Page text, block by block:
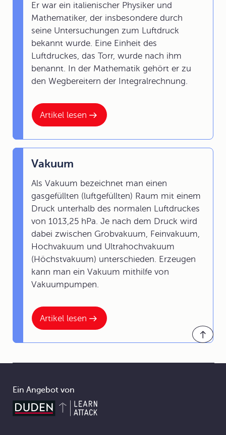
Artikel lesen
Er war ein italienischer Physiker und
Mathematiker, der insbesondere durch
seine Untersuchungen zum Luftdruck
bekannt wurde. Eine Einheit des
Luftdruckes, das Torr, wurde nach ihm
benannt. In der Mathematik gehört er zu
den Wegbereitern der Integralrechnung.
Artikel lesen
Vakuum
Als Vakuum bezeichnet man einen
gasgefüllten (luftgefüllten) Raum mit einem
Druck unterhalb des normalen Luftdruckes
von 1013,25 hPa. Je nach dem Druck wird
dabei zwischen Grobvakuum, Feinvakuum,
Hochvakuum und Ultrahochvakuum
(Höchstvakuum) unterschieden. Erzeugen
kann man ein Vakuum mithilfe von
Vakuumpumpen.
Ein Angebot von